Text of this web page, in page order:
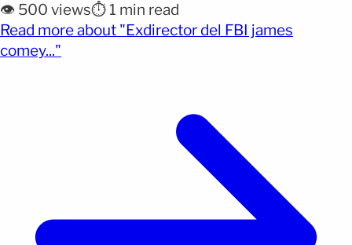
presuntas amenazas contra el presidente Donald
Trump y revive conflictos derivados de
investigaciones pasadas. Gran jurado presenta
👁️ 500 views⏱️ 1 min read
Read more about "Exdirector del FBI james
comey..."